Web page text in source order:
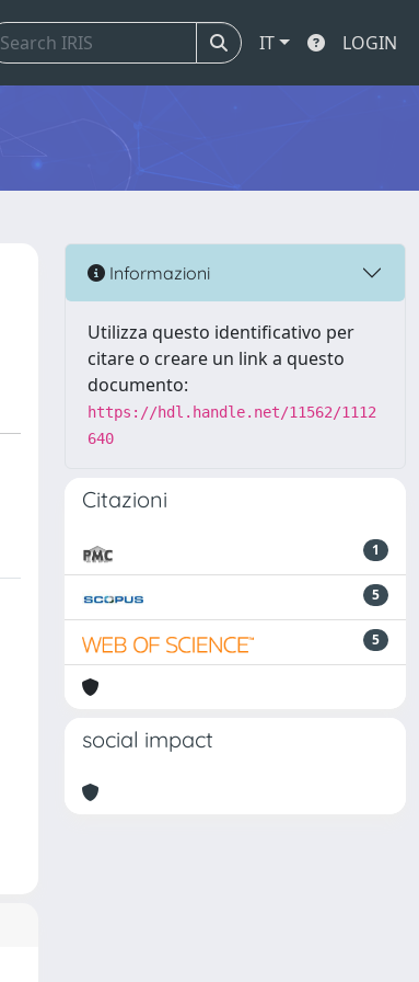
IT LOGIN
Informazioni
Utilizza questo identificativo per
citare o creare un link a questo
documento:
https://hdl.handle.net/11562/1112
640
Citazioni
1
5
5
social impact